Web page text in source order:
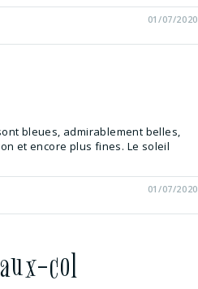
01/07/2020
bleues, admirablement belles,
et encore plus fines. Le soleil
01/07/2020
col